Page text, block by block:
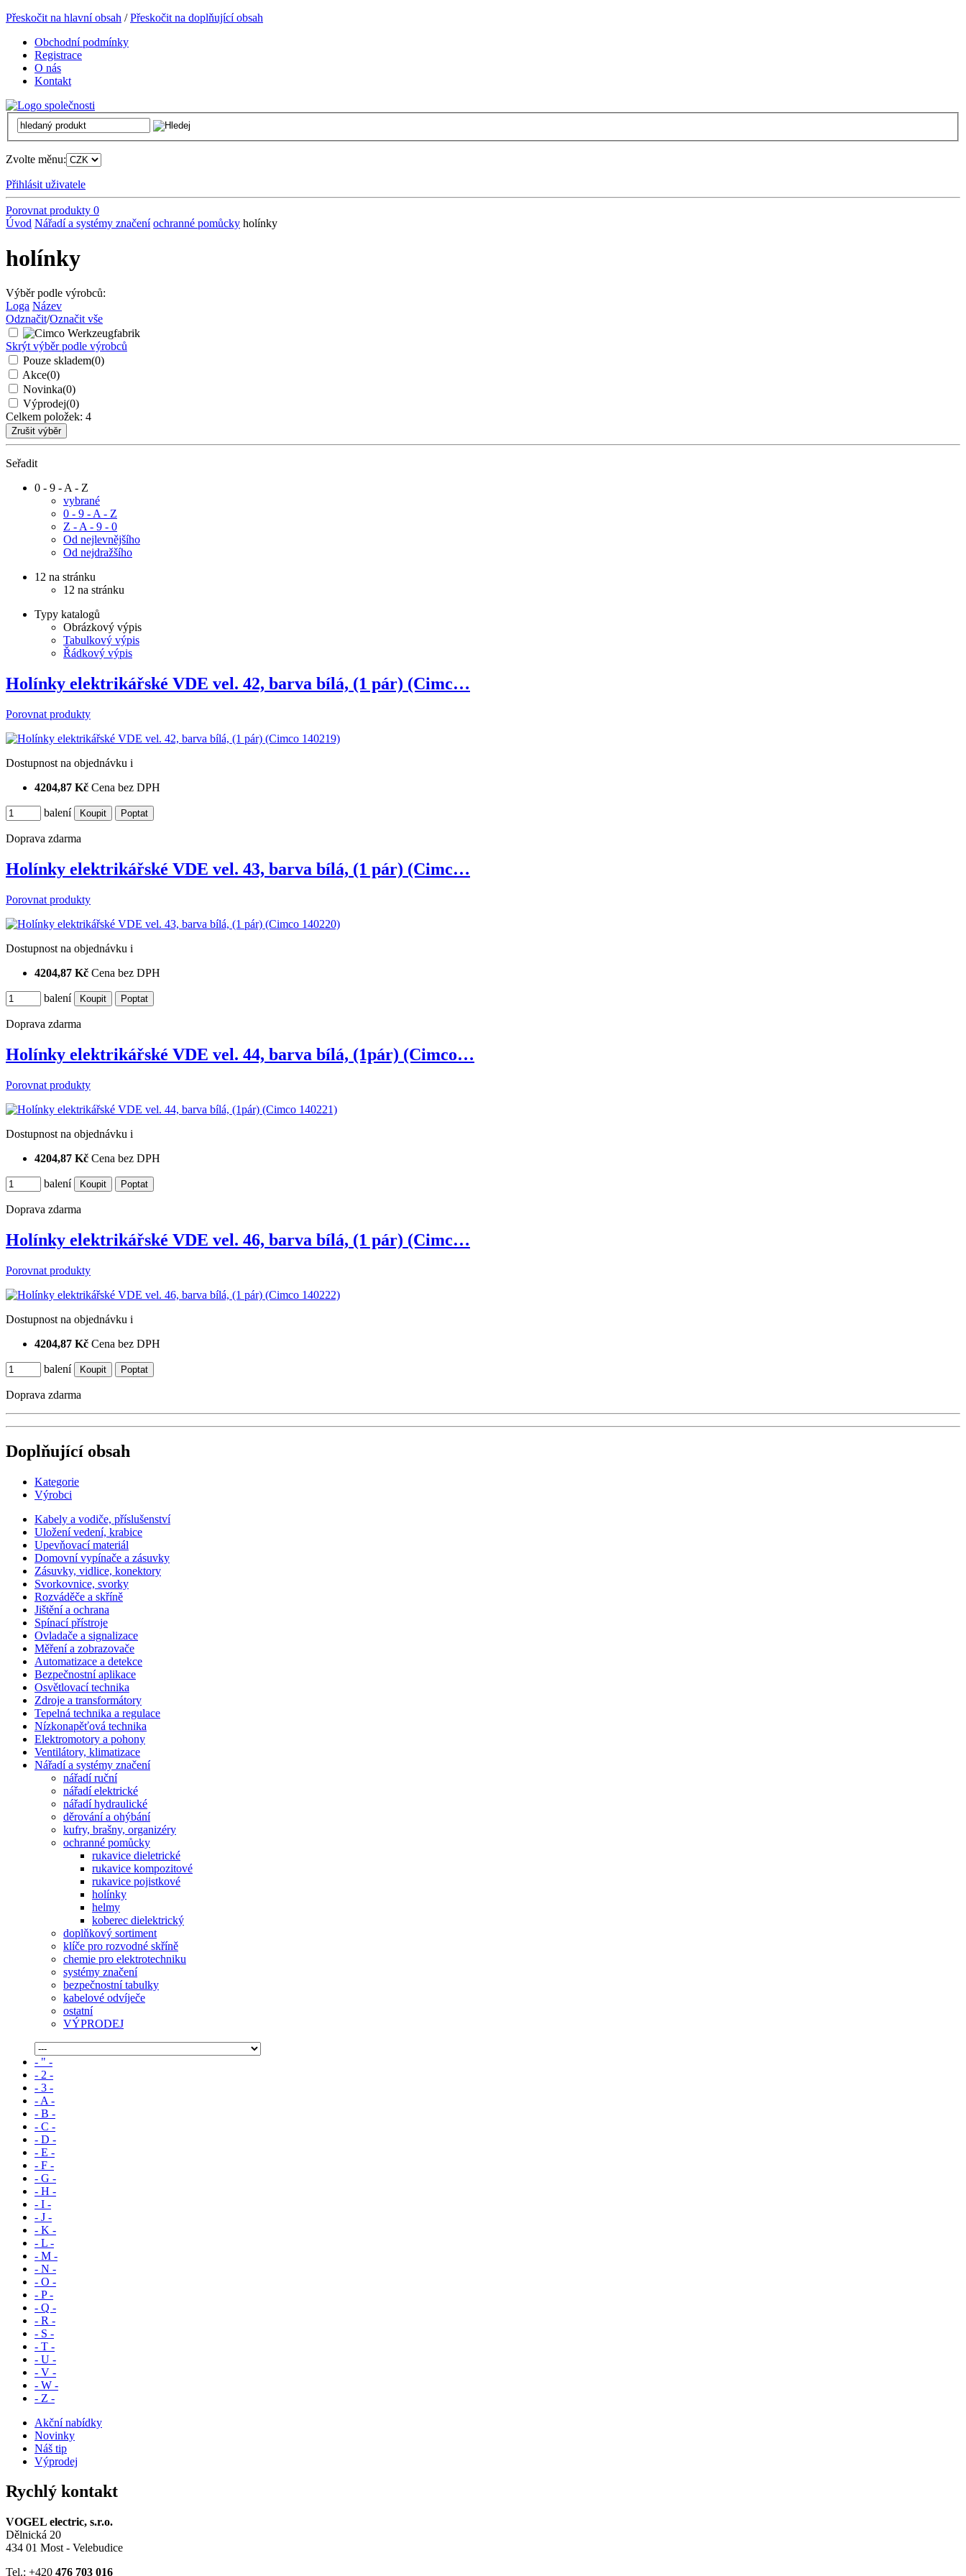
Přeskočit na hlavní obsah /Přeskočit na doplňující obsah
Obchodní podmínky
Registrace
O nás
Kontakt
Zvolte měnu:
Přihlásit uživatele
Porovnat produkty 0
Úvod Nářadí a systémy značení ochranné pomůcky holínky
holínky
Výběr podle výrobců:
Loga Název
Odznačit/Označit vše
Skrýt výběr podle výrobců
Pouze skladem(0)
Akce(0)
Novinka(0)
Výprodej(0)
Celkem položek: 4
Seřadit
0 - 9 - A - Z
vybrané
0 - 9 - A - Z
Z - A - 9 - 0
Od nejlevnějšího
Od nejdražšího
12 na stránku
12 na stránku
Typy katalogů
Obrázkový výpis
Tabulkový výpis
Řádkový výpis
Holínky elektrikářské VDE vel. 42, barva bílá, (1 pár) (Cimc…
Porovnat produkty
Dostupnost na objednávku i
4204,87 Kč Cena bez DPH
balení
Doprava zdarma
Holínky elektrikářské VDE vel. 43, barva bílá, (1 pár) (Cimc…
Porovnat produkty
Dostupnost na objednávku i
4204,87 Kč Cena bez DPH
balení
Doprava zdarma
Holínky elektrikářské VDE vel. 44, barva bílá, (1pár) (Cimco…
Porovnat produkty
Dostupnost na objednávku i
4204,87 Kč Cena bez DPH
balení
Doprava zdarma
Holínky elektrikářské VDE vel. 46, barva bílá, (1 pár) (Cimc…
Porovnat produkty
Dostupnost na objednávku i
4204,87 Kč Cena bez DPH
balení
Doprava zdarma
Doplňující obsah
Kategorie
Výrobci
Kabely a vodiče, příslušenství
Uložení vedení, krabice
Upevňovací materiál
Domovní vypínače a zásuvky
Zásuvky, vidlice, konektory
Svorkovnice, svorky
Rozváděče a skříně
Jištění a ochrana
Spínací přístroje
Ovladače a signalizace
Měření a zobrazovače
Automatizace a detekce
Bezpečnostní aplikace
Osvětlovací technika
Zdroje a transformátory
Tepelná technika a regulace
Nízkonapěťová technika
Elektromotory a pohony
Ventilátory, klimatizace
Nářadí a systémy značení
nářadí ruční
nářadí elektrické
nářadí hydraulické
děrování a ohýbání
kufry, brašny, organizéry
ochranné pomůcky
rukavice dieletrické
rukavice kompozitové
rukavice pojistkové
holínky
helmy
koberec dielektrický
doplňkový sortiment
klíče pro rozvodné skříně
chemie pro elektrotechniku
systémy značení
bezpečnostní tabulky
kabelové odvíječe
ostatní
VÝPRODEJ
- " -
- 2 -
- 3 -
- A -
- B -
- C -
- D -
- E -
- F -
- G -
- H -
- I -
- J -
- K -
- L -
- M -
- N -
- O -
- P -
- Q -
- R -
- S -
- T -
- U -
- V -
- W -
- Z -
Akční nabídky
Novinky
Náš tip
Výprodej
Rychlý kontakt
VOGEL electric, s.r.o.
Dělnická 20
434 01 Most - Velebudice
Tel.: +420 476 703 016